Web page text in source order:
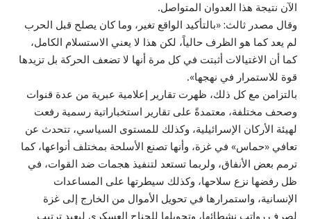
الآن نتيجة هذا العدوان المتواصل.
وقال مصدر ثالث: «بالتأكيد الواقع تغير، وما كان يصلح قبل الحرب
لم يعد كما هو الظرف حالياً، لكن هذا لا يعني الاستسلام الكامل،
كما أن الاغتيالات أثبتت في كل مرة أنها لا تضعف الحركة بل تزيدها
قوة للاستمرار في نهجها».
بالتزامن مع كل ذلك، ظهرت تقارير إعلامية عبرية من عدة قنوات
وصحف مختلفة، معتمدةً على تقارير استخباراتية رسمية رفعت
لهيئة الأركان الإسرائيلية، وكذلك للمستوى السياسي، تتحدث عن
تعافي «حماس» في غزة، وأنها تصنع الأسلحة بمختلف أنواعها، كما
ترمم بعض الأنفاق، ولربما تستعد لتنفيذ هجمات ضد القوات، في
ظل رفضها نزع سلاحها، وكذلك سيطرتها على المساعدات
الإنسانية، واستمرارها في تحويل الأموال من الخارج إلى غزة
لصرف رواتب نشطائها، وتحويلها للجناح العسكري ليعيد ترتيب